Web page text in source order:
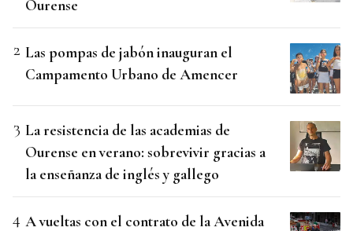
Ourense
Las pompas de jabón inauguran el
Campamento Urbano de Amencer
La resistencia de las academias de
Ourense en verano: sobrevivir gracias a
la enseñanza de inglés y gallego
A vueltas con el contrato de la Avenida